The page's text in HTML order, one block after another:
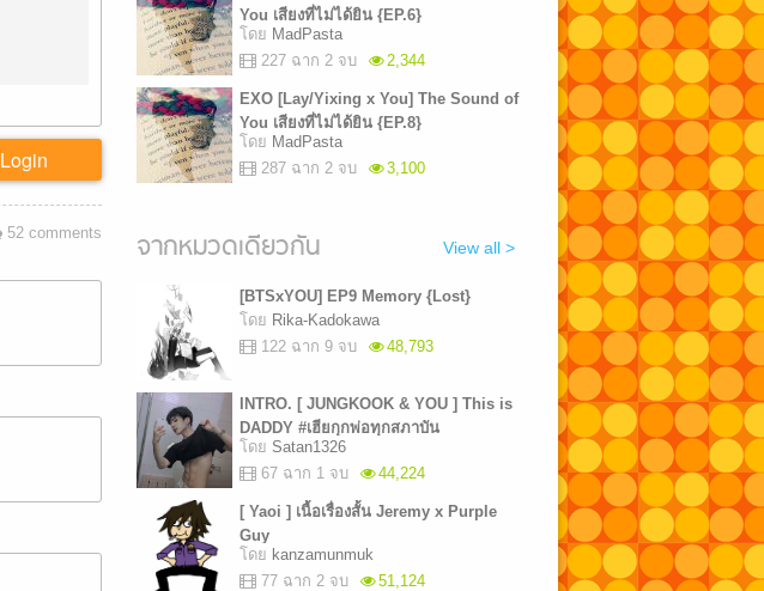
Login
52 comments
You เสียงที่ไม่ได้ยิน {EP.6}
โดย MadPasta
227 ฉาก 2 จบ
2,344
EXO [Lay/Yixing x You] The Sound of
You เสียงที่ไม่ได้ยิน {EP.8}
โดย MadPasta
287 ฉาก 2 จบ
3,100
จากหมวดเดียวกัน View all >
[BTSxYOU] EP9 Memory {Lost}
โดย Rika-Kadokawa
122 ฉาก 9 จบ
48,793
INTRO. [ JUNGKOOK & YOU ] This is
DADDY #เฮียกุกพ่อทุกสภาบัน
โดย Satan1326
67 ฉาก 1 จบ
44,224
[ Yaoi ] เนื้อเรื่องสั้น Jeremy x Purple
Guy
โดย kanzamunmuk
77 ฉาก 2 จบ
51,124